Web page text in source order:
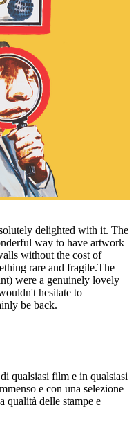
delighted with it. The
way to have artwork
without the cost of
rare and fragile.The
were a genuinely lovely
hesitate to
be back.
qualsiasi film e in qualsiasi
e con una selezione
qualità delle stampe e